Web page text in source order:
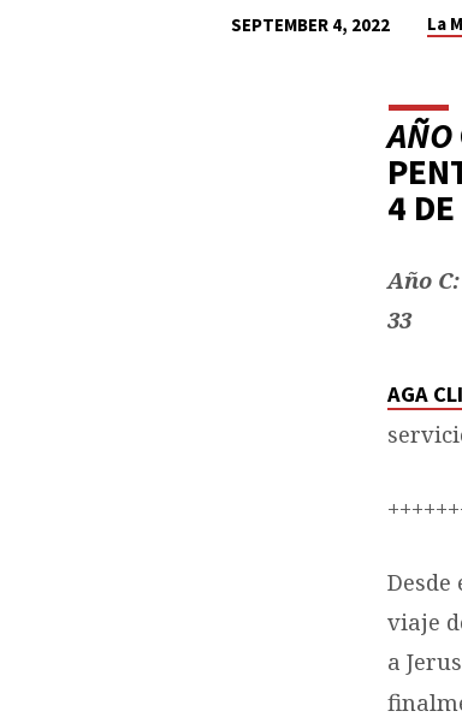
SEPTEMBER 4, 2022 La
AÑO
4
Año
33
AGA
viaje
a